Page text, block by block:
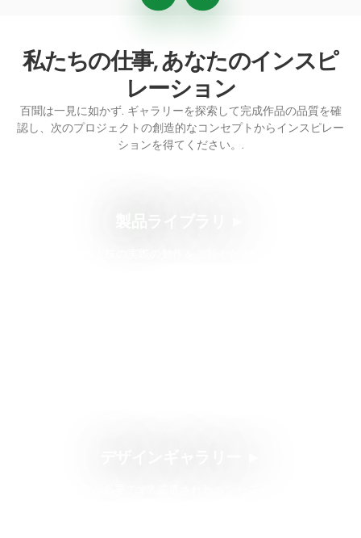
私たちの仕事, あなたのインスピ
レーション
百聞は一見に如かず. ギャラリーを探索して完成作品の品質を確
認し、次のプロジェクトの創造的なコンセプトからインスピレー
ションを得てください。.